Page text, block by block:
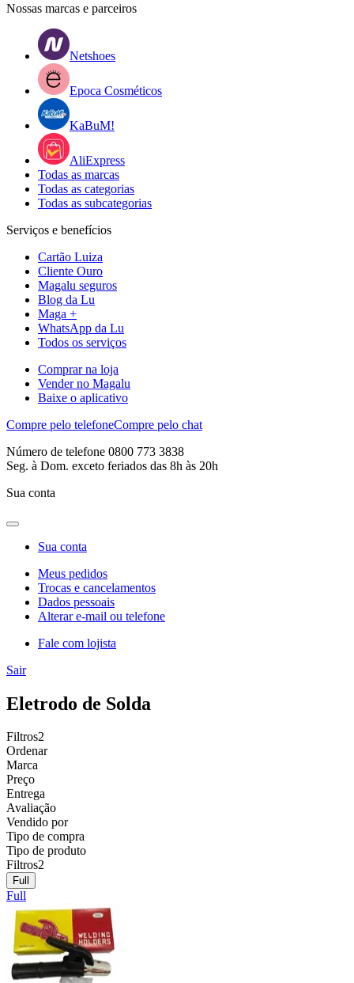
Nossas marcas e parceiros
Netshoes
Epoca Cosméticos
KaBuM!
AliExpress
Todas as marcas
Todas as categorias
Todas as subcategorias
Serviços e benefícios
Cartão Luiza
Cliente Ouro
Magalu seguros
Blog da Lu
Maga +
WhatsApp da Lu
Todos os serviços
Comprar na loja
Vender no Magalu
Baixe o aplicativo
Compre pelo telefoneCompre pelo chat
Número de telefone 0800 773 3838
Seg. à Dom. exceto feriados das 8h às 20h
Sua conta
Sua conta
Meus pedidos
Trocas e cancelamentos
Dados pessoais
Alterar e-mail ou telefone
Fale com lojista
Sair
Eletrodo de Solda
Filtros2
Ordenar
Marca
Preço
Entrega
Avaliação
Vendido por
Tipo de compra
Tipo de produto
Filtros2
Full
Full